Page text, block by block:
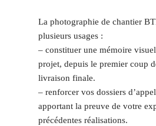
La photographie de chantier
plusieurs usages :
– constituer une mémoire
projet, depuis le premier coup
livraison finale.
– renforcer vos dossiers
apportant la preuve de votre
précédentes réalisations.